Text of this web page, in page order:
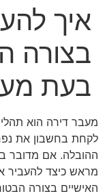
לקבלת
סרטוןאיך
בצורה
בעת
מעבר דירה הוא
לקחת בחשבון את
ההובלה. אם מדובר
מראש כיצד להעביר
האישיים בצורה